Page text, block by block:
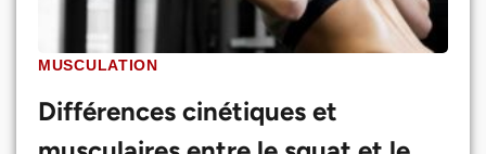
MUSCULATION
Différences cinétiques et